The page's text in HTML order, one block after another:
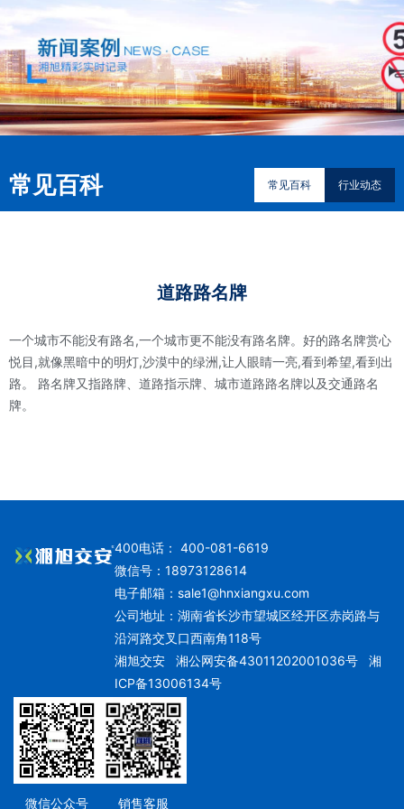
常见百科 常见百科 行业动态
道路路名牌
一个城市不能没有路名,一个城市更不能没有路名牌。好的路名牌赏心
悦目,就像黑暗中的明灯,沙漠中的绿洲,让人眼睛一亮,看到希望,看到出
路。 路名牌又指路牌、道路指示牌、城市道路路名牌以及交通路名
牌。
400电话： 400-081-6619
微信号：18973128614
电子邮箱： sale1@hnxiangxu.com
公司地址：湖南省长沙市望城区经开区赤岗路与
沿河路交叉口西南角118号
湘旭交安湘公网安备43011202001036号
湘
ICP备13006134号
微信公众号 销售客服